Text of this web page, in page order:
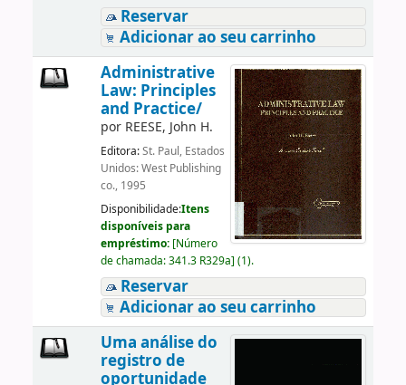
Reservar
Adicionar ao seu carrinho
Administrative
Law: Principles
and Practice/
por REESE, John H.
Editora:St. Paul, Estados
Unidos: West Publishing
co., 1995
Disponibilidade:Itens
disponíveis para
empréstimo: [Número
de chamada:341.3 R329a] (1).
Reservar
Adicionar ao seu carrinho
Uma análise do
registro de
oportunidade